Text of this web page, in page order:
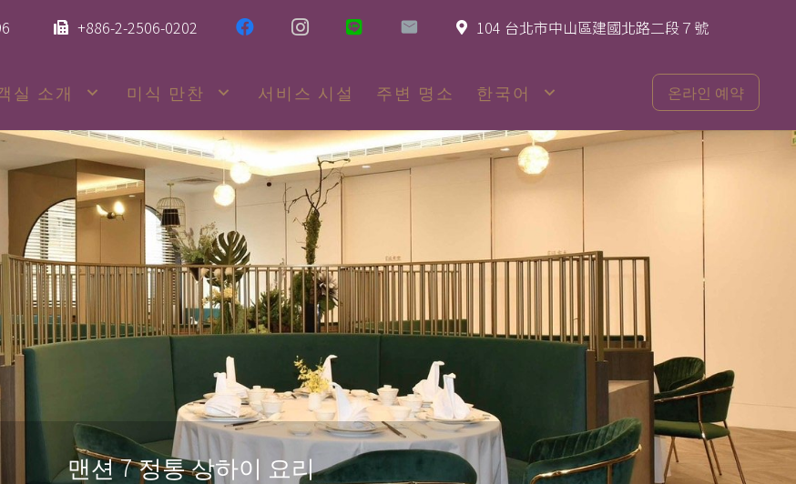
+886-2-2506-0202 104 台北市中山區建國北路二段７號
실 소개 미식 만찬 서비스 시설 주변 명소 한국어 온라인 예약
맨션 7 정통 상하이 요리